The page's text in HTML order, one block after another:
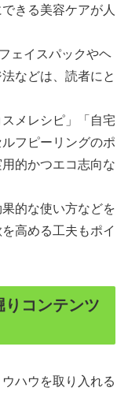
きる美容ケアが人
ェイスパックやヘ
などは、読者にと
メレシピ」「自宅
フピーリングのポ
的かつエコ志向な
的な使い方などを
高める工夫もポイ
りコンテンツ
ハウを取り入れる